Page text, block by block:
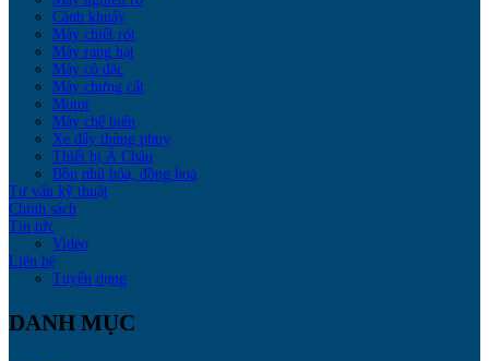
Cánh khuấy
Máy chiết rót
Máy rang hạt
Máy cô đặc
Máy chưng cất
Motor
Máy chế biến
Xe đẩy thùng phuy
Thiết bị Á Châu
Bồn nhũ hóa, đồng hoá
Tư vấn kỹ thuật
Chính sách
Tin tức
Video
Liên hệ
Tuyển dụng
DANH MỤC